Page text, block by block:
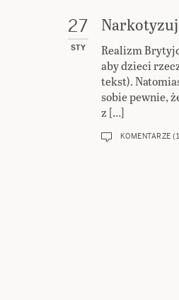
27
STY
Realizm
aby dzieci
tekst).
sobie pewnie,
z […]
KOMENTARZE